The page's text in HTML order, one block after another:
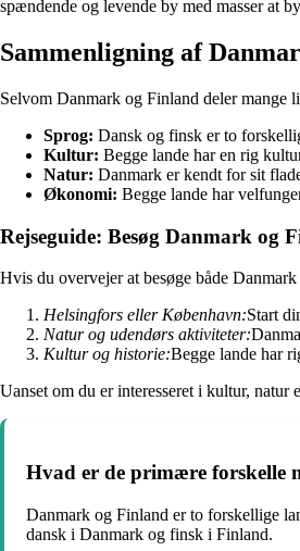
spændende og levende by med masser at
Sammenligning af
Selvom Danmark og Finland deler mange
Sprog: Dansk og finsk er to
Kultur: Begge lande har en rig
Natur: Danmark er kendt for sit
Økonomi: Begge lande har
Rejseguide: Besøg Danmark og
Hvis du overvejer at besøge både
Helsingfors eller København:Start
Natur og udendørs aktiviteter:
Kultur og historie:Begge lande har
Uanset om du er interesseret i kultur, natur
Hvad er de primære forskelle
Danmark og Finland er to forskellige
dansk i Danmark og finsk i Finland.